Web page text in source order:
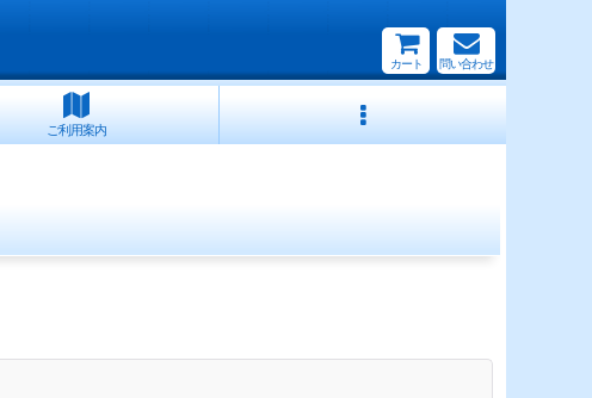
カート 問い合わせ
ご利用案内